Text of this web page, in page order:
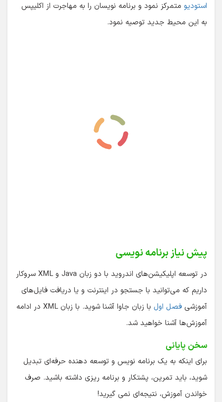
استودیو متمرکز نمود و برنامه نویسان را به مهاجرت از اکلیپس
به این محیط جدید توصیه نمود.
پیش نیاز برنامه نویسی
در توسعه اپلیکیشن‌های اندروید با دو زبان Java و XML سروکار
داریم که می‌توانید با جستجو در اینترنت و یا دریافت فایل‌های
آموزشی فصل اول
با زبان جاوا آشنا شوید. با زبان XML در ادامه
آموزش‌ها آشنا خواهید شد.
سخن پایانی
برای اینکه به یک برنامه نویس و توسعه دهنده حرفه‌ای تبدیل
شوید، باید تمرین، پشتکار و برنامه ریزی داشته باشید. صرف
خواندن آموزش، نتیجه‌ای نمی گیرید!